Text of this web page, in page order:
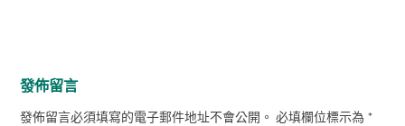
發佈留言
發佈留言必須填寫的電子郵件地址不會公開。 必填欄位標示為 *